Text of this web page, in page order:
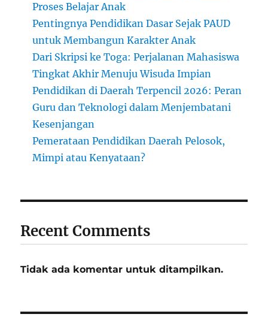
Proses Belajar Anak
Pentingnya Pendidikan Dasar Sejak PAUD
untuk Membangun Karakter Anak
Dari Skripsi ke Toga: Perjalanan Mahasiswa
Tingkat Akhir Menuju Wisuda Impian
Pendidikan di Daerah Terpencil 2026: Peran
Guru dan Teknologi dalam Menjembatani
Kesenjangan
Pemerataan Pendidikan Daerah Pelosok,
Mimpi atau Kenyataan?
Recent Comments
Tidak ada komentar untuk ditampilkan.